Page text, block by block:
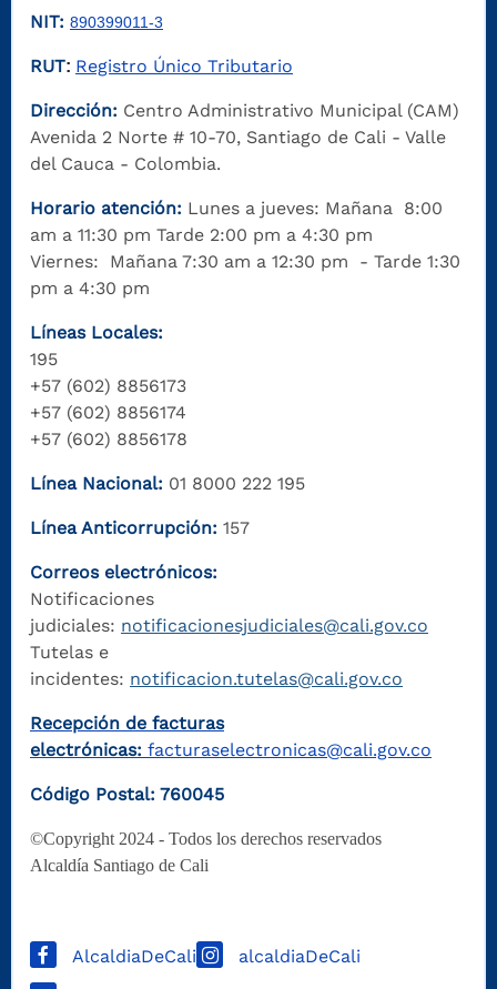
NIT: 890399011-3
RUT: Registro Único Tributario
Dirección: Centro Administrativo Municipal (CAM)
Avenida 2 Norte # 10-70, Santiago de Cali - Valle
del Cauca - Colombia.
Horario atención: Lunes a jueves: Mañana 8:00
am a 11:30 pm Tarde 2:00 pm a 4:30 pm
Viernes: Mañana 7:30 am a 12:30 pm - Tarde 1:30
pm a 4:30 pm
Líneas Locales:
195
+57 (602) 8856173
+57 (602) 8856174
+57 (602) 8856178
Línea Nacional: 01 8000 222 195
Línea Anticorrupción: 157
Correos electrónicos:
Notificaciones
judiciales: notificacionesjudiciales@cali.gov.co
Tutelas e
incidentes: notificacion.tutelas@cali.gov.co
Recepción de facturas
electrónicas: facturaselectronicas@cali.gov.co
Código Postal: 760045
©Copyright 2024 - Todos los derechos reservados
Alcaldía Santiago de Cali
AlcaldiaDeCali alcaldiaDeCali